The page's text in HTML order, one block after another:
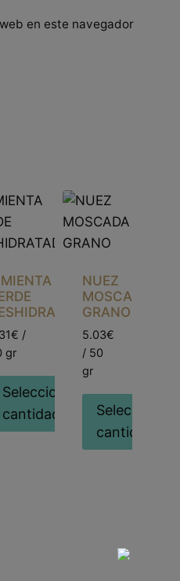
en este navegador
/
gr
Seleccionar
cantidad
NUEZ
MOSCADA
GRANO
5.03€
/ 50
gr
Seleccionar
cantidad